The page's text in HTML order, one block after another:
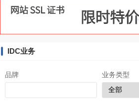
IDC业务
品牌 业务类型